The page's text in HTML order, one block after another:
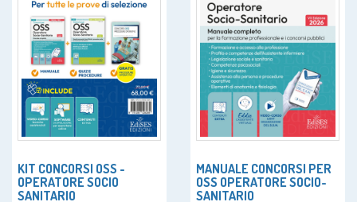
KIT CONCORSI OSS -
OPERATORE SOCIO
SANITARIO
MANUALE CONCORSI PER
OSS OPERATORE SOCIO-
SANITARIO